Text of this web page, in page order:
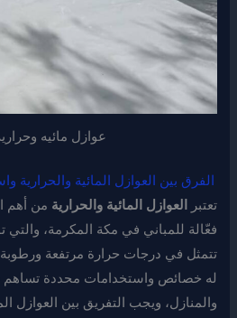
عوازل مائيه
الفرق بين العوازل المائية
تعتبر
العوازل المائية والحرارية من أهم
فعّالة للمباني في مكة المكرمة، والتي
تتمثل في درجات حرارة مرتفعة
له خصائص واستخدامات محددة تساهم
والمنازل، ويجب التفريق بين العوازل